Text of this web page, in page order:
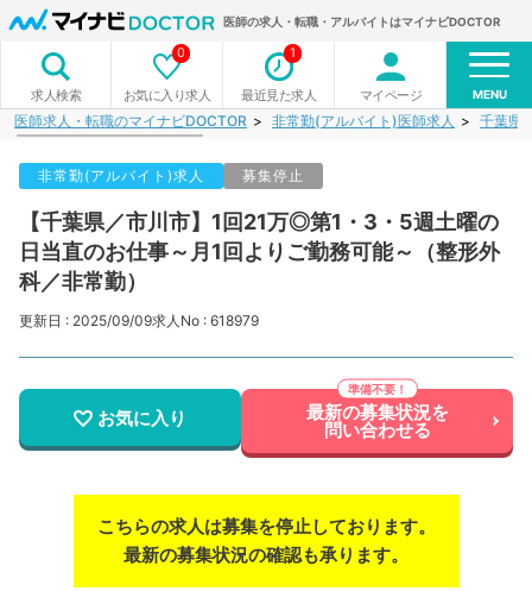
医師の求人・転職・アルバイトはマイナビDOCTOR
求人検索 お気に入り求人
0
最近見た求人
1
マイページ MENU
医師求人・転職のマイナビDOCTOR 非常勤(アルバイト)医師求人 千葉県
非常勤(アルバイト)求人 募集停止
【千葉県／市川市】1回21万◎第1・3・5週土曜の
日当直のお仕事～月1回よりご勤務可能～（整形外
科／非常勤）
更新日 : 2025/09/09求人No : 618979
お気に入り 最新の募集状況を
問い合わせる
こちらの求人は募集を停止しております。
最新の募集状況の確認も承ります。